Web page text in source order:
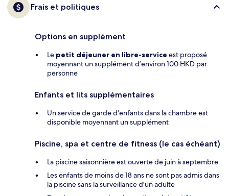
Frais et politiques
Options en supplément
Le petit déjeuner en libre-service est proposé
moyennant un supplément d’environ 100 HKD par
personne
Enfants et lits supplémentaires
Un service de garde d'enfants dans la chambre est
disponible moyennant un supplément
Piscine, spa et centre de fitness (le cas échéant)
La piscine saisonnière est ouverte de juin à septembre
Les enfants de moins de 18 ans ne sont pas admis dans
la piscine sans la surveillance d'un adulte